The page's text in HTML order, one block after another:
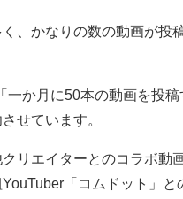
、かなりの数の動画が投
一か月に50本の動画を投稿
せています。
リエイターとのコラボ動
「コムドット」と